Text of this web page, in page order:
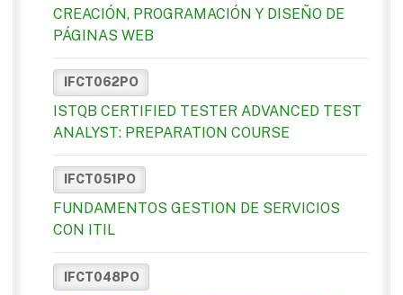
CREACIÓN, PROGRAMACIÓN Y DISEÑO DE
PÁGINAS WEB
IFCT062PO
ISTQB CERTIFIED TESTER ADVANCED TEST
ANALYST: PREPARATION COURSE
IFCT051PO
FUNDAMENTOS GESTION DE SERVICIOS
CON ITIL
IFCT048PO